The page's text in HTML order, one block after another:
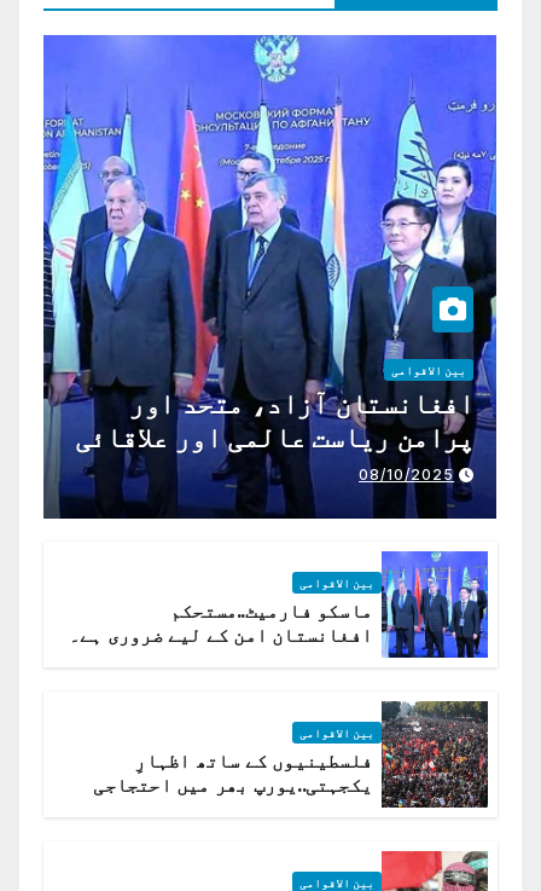
بین الاقوامی
افغانستان آزاد، متحد اور
پرامن ریاست عالمی اور علاقائی
تعاون کے لیے ناگزیر ہے
08/10/2025
بین الاقوامی
ماسکو فارمیٹ..مستحکم
افغانستان امن کے لیے ضروری ہے۔
بین الاقوامی
فلسطینیوں کے ساتھ اظہارِ
یکجہتی..یورپ بھر میں احتجاجی
بین الاقوامی